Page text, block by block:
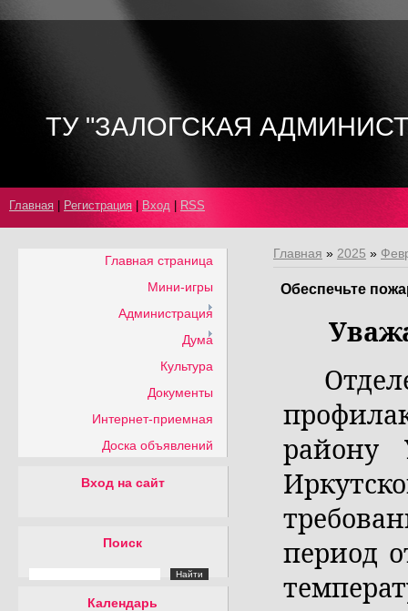
ТУ "ЗАЛОГСКАЯ
Главная Регистрация Вход RSS
Главная страница
Мини-игры
Администрация
Дума
Культура
Документы
Интернет-приемная
Доска объявлений
Вход на сайт
Поиск
Календарь
Главная » 2025 »
Обеспечьте
период